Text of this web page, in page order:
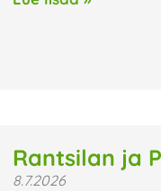
Rantsilan ja
8.7.2026